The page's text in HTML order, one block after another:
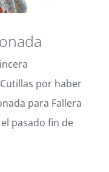
por haber
para Fallera
pasado fin de